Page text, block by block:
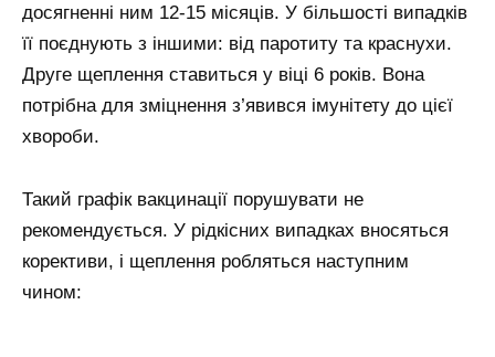
досягненні ним 12-15 місяців. У більшості випадків
її поєднують з іншими: від паротиту та краснухи.
Друге щеплення ставиться у віці 6 років. Вона
потрібна для зміцнення з’явився імунітету до цієї
хвороби.
Такий графік вакцинації порушувати не
рекомендується. У рідкісних випадках вносяться
корективи, і щеплення робляться наступним
чином: